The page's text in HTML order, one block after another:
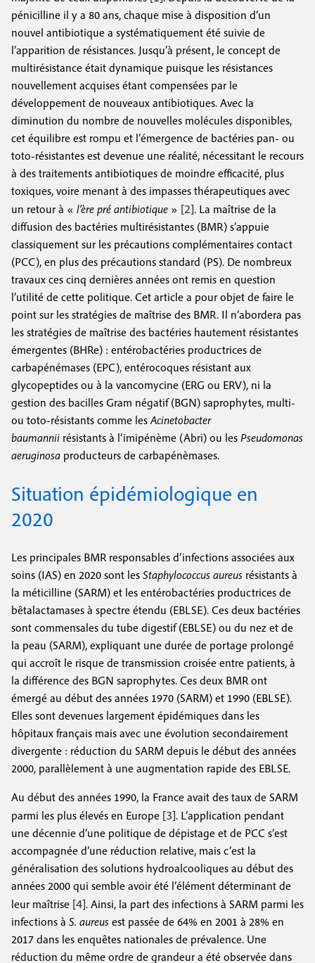
pénicilline il y a 80 ans, chaque mise à disposition d’un
nouvel antibiotique a systématiquement été suivie de
l’apparition de résistances. Jusqu’à présent, le concept de
multirésistance était dynamique puisque les résistances
nouvellement acquises étant compensées par le
développement de nouveaux antibiotiques. Avec la
diminution du nombre de nouvelles molécules disponibles,
cet équilibre est rompu et l’émergence de bactéries pan- ou
toto-résistantes est devenue une réalité, nécessitant le recours
à des traitements antibiotiques de moindre efficacité, plus
toxiques, voire menant à des impasses thérapeutiques avec
un retour à « l’ère pré antibiotique » [2]. La maîtrise de la
diffusion des bactéries multirésistantes (BMR) s’appuie
classiquement sur les précautions complémentaires contact
(PCC), en plus des précautions standard (PS). De nombreux
travaux ces cinq dernières années ont remis en question
l’utilité de cette politique. Cet article a pour objet de faire le
point sur les stratégies de maîtrise des BMR. Il n’abordera pas
les stratégies de maîtrise des bactéries hautement résistantes
émergentes (BHRe) : entérobactéries productrices de
carbapénémases (EPC), entérocoques résistant aux
glycopeptides ou à la vancomycine (ERG ou ERV), ni la
gestion des bacilles Gram négatif (BGN) saprophytes, multi-
ou toto-résistants comme lesAcinetobacter
baumannii résistants à l’imipénème (Abri) ou les Pseudomonas
aeruginosa producteurs de carbapénèmases.
Situation épidémiologique en
2020
Les principales BMR responsables d’infections associées aux
soins (IAS) en 2020 sont les Staphylococcus aureus résistants à
la méticilline (SARM) et les entérobactéries productrices de
bêtalactamases à spectre étendu (EBLSE). Ces deux bactéries
sont commensales du tube digestif (EBLSE) ou du nez et de
la peau (SARM), expliquant une durée de portage prolongé
qui accroît le risque de transmission croisée entre patients, à
la différence des BGN saprophytes. Ces deux BMR ont
émergé au début des années 1970 (SARM) et 1990 (EBLSE).
Elles sont devenues largement épidémiques dans les
hôpitaux français mais avec une évolution secondairement
divergente : réduction du SARM depuis le début des années
2000, parallèlement à une augmentation rapide des EBLSE.
Au début des années 1990, la France avait des taux de SARM
parmi les plus élevés en Europe [3]. L’application pendant
une décennie d’une politique de dépistage et de PCC s’est
accompagnée d’une réduction relative, mais c’est la
généralisation des solutions hydroalcooliques au début des
années 2000 qui semble avoir été l’élément déterminant de
leur maîtrise [4]. Ainsi, la part des infections à SARM parmi les
infections à S. aureus est passée de 64% en 2001 à 28% en
2017 dans les enquêtes nationales de prévalence. Une
réduction du même ordre de grandeur a été observée dans